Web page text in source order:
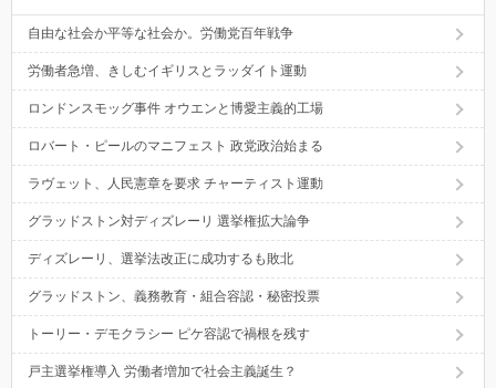
自由な社会か平等な社会か。労働党百年戦争
労働者急増、きしむイギリスとラッダイト運動
ロンドンスモッグ事件 オウエンと博愛主義的工場
ロバート・ピールのマニフェスト 政党政治始まる
ラヴェット、人民憲章を要求 チャーティスト運動
グラッドストン対ディズレーリ 選挙権拡大論争
ディズレーリ、選挙法改正に成功するも敗北
グラッドストン、義務教育・組合容認・秘密投票
トーリー・デモクラシー ピケ容認で禍根を残す
戸主選挙権導入 労働者増加で社会主義誕生？